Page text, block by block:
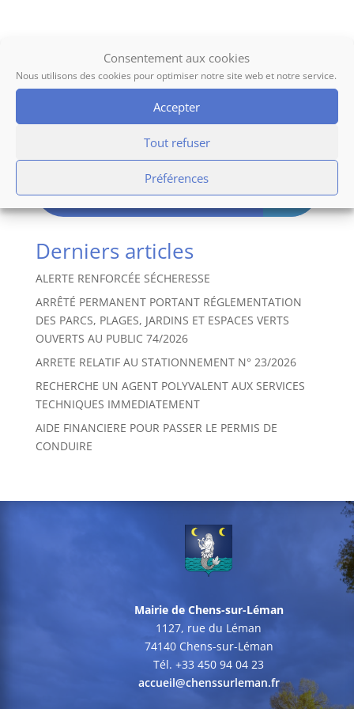
Consentement aux cookies
Nous utilisons des cookies pour optimiser notre site web et notre service.
Accepter
Tout refuser
Préférences
AIDE FINANCIERE POUR PASSER LE PERMIS DE
CONDUIRE
Derniers articles
ALERTE RENFORCÉE SÉCHERESSE
ARRÊTÉ PERMANENT PORTANT RÉGLEMENTATION
DES PARCS, PLAGES, JARDINS ET ESPACES VERTS
OUVERTS AU PUBLIC 74/2026
ARRETE RELATIF AU STATIONNEMENT N° 23/2026
RECHERCHE UN AGENT POLYVALENT AUX SERVICES
TECHNIQUES IMMEDIATEMENT
AIDE FINANCIERE POUR PASSER LE PERMIS DE
CONDUIRE
Mairie de Chens-sur-Léman
1127, rue du Léman
74140 Chens-sur-Léman
Tél. +33 450 94 04 23
accueil@chenssurleman.fr